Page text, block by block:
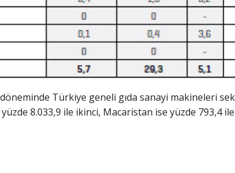
döneminde Türkiye geneli gıda sanayi makineleri
8.033,9 ile ikinci, Macaristan ise yüzde 793,4 ile